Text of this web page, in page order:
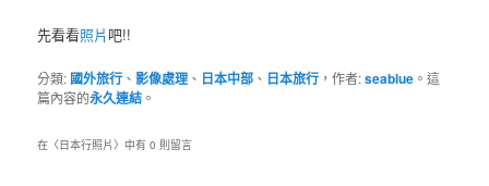
先看看照片 吧!!
分類: 國外旅行 、影像處理 、 日本中部 、 日本旅行 ，作者:seablue 。這
篇內容的永久連結 。
在〈日本行照片〉中有 0 則留言